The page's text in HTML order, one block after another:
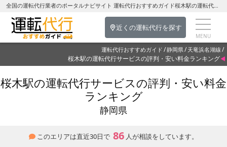
全国の運転代行業者のポータルナビサイト 運転代行おすすめガイド桜木駅の運転代行を探す-静岡県の運転代行
近くの運転代行を探す
運転代行おすすめガイド 静岡県 天竜浜名湖線
桜木駅の運転代行サービスの評判・安い料金ランキング
桜木駅の運転代行サービスの評判・安い料金
ランキング
静岡県
このエリアは直近30日で 86 人が相談をしています。